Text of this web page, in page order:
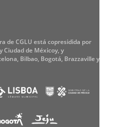
de CGLU está copresidida por
Ciudad de Méxicoy, y
Bilbao, Bogotá, Brazzaville y